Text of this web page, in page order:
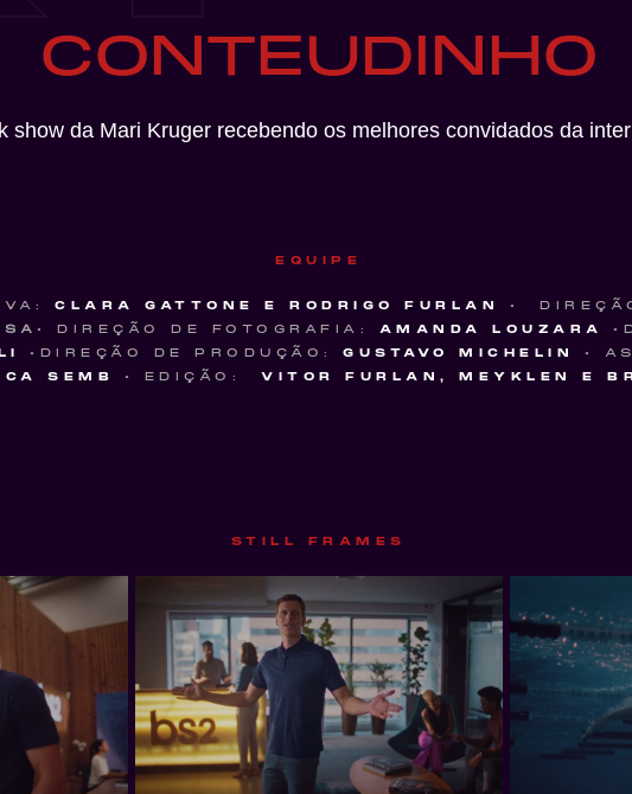
CONTEUDINHO
show da Mari Kruger recebendo os melhores convidados da
EQUIPE
CLARA GATTONE E RODRIGO FURLAN •
• DIREÇÃO DE FOTOGRAFIA: AMANDA LOUZARA
•DIREÇÃO DE PRODUÇÃO:GUSTAVO MICHELIN
•
SEMB • EDIÇÃO:VITOR FURLAN, MEYKLEN E
STILL FRAMES